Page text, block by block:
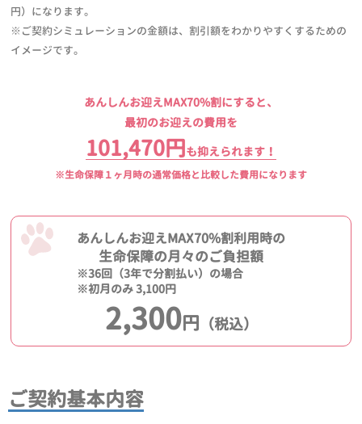
円）になります。
※ご契約シミュレーションの金額は、割引額をわかりやすくするための
イメージです。
あんしんお迎えMAX70%割にすると、
最初のお迎えの費用を
101,470円も抑えられます！
※生命保障１ヶ月時の通常価格と比較した費用になります
あんしんお迎えMAX70%割利用時の
生命保障の月々のご負担額
※36回（3年で分割払い）の場合
※初月のみ 3,100円
2,300円 （税込）
ご契約基本内容